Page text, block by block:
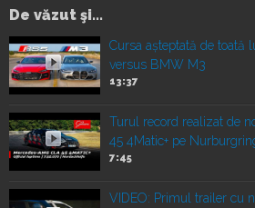
De văzut şi...
Cursa așteptată de toată
versus BMW M3
13:37
Turul record realizat de
45 4Matic+ pe
7:45
VIDEO: Primul trailer cu